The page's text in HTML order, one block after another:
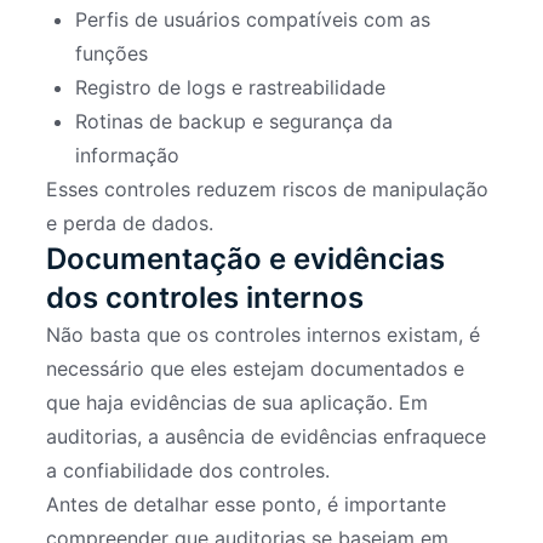
Perfis de usuários compatíveis com as
funções
Registro de logs e rastreabilidade
Rotinas de backup e segurança da
informação
Esses controles reduzem riscos de manipulação
e perda de dados.
Documentação e evidências
dos controles internos
Não basta que os controles internos existam, é
necessário que eles estejam documentados e
que haja evidências de sua aplicação. Em
auditorias, a ausência de evidências enfraquece
a confiabilidade dos controles.
Antes de detalhar esse ponto, é importante